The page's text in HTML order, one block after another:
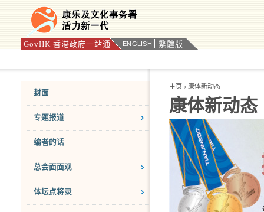
GovHK 香港政府一站通 ENGLISH 繁體版
封面
专题报道
编者的话
总会面面观
体坛点将录
主页 > 康体新动态
康体新动态